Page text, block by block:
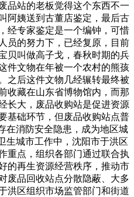
品站的老板觉得这个东西不一
阿姨送到古董店鉴定，最后古
经专家鉴定是一个编钟，可惜
员的努力下，已经复原，目前
贝叫做高子戈，春秋时期的兵
件文物在年被一个农村的熊孩
之后这件文物几经辗转最终被
收藏在山东省博物馆内，而那
长大，废品收购站是促进资源
基础环节，但废品收购站点普
在消防安全隐患，成为地区城
生城市工作中，沈阳市于洪区
重点，组织各部门通过联合执
的再生资源经营秩序，推动市
品回收站点分散隐蔽、大多
洪区组织市场监管部门和街道